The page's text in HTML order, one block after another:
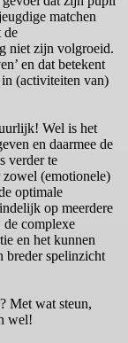
matchen
de
niet zijn volgroeid.
en dat betekent
(activiteiten van)
Wel is het
en daarmee de
verder te
(emotionele)
optimale
op meerdere
de complexe
en het kunnen
breder spelinzicht
Met wat steun,
wel!